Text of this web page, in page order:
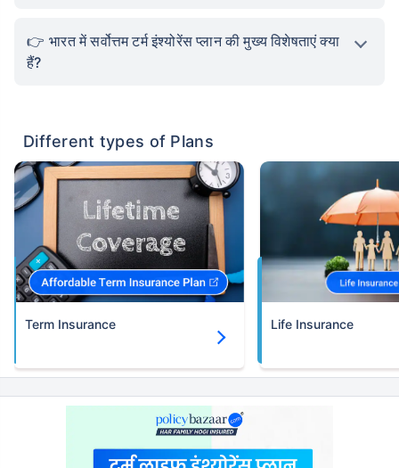
भारत में सर्वोत्तम टर्म इंश्योरेंस प्लान की मुख्य विशेषताएं क्या
हैं?
Different types of Plans
Term Insurance Life Insurance